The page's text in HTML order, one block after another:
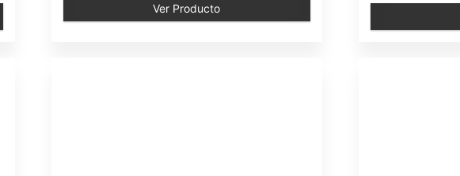
Ver Producto